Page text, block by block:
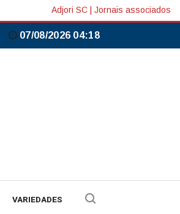
Adjori SC Jornais associados
07/08/2026 04:18
VARIEDADES